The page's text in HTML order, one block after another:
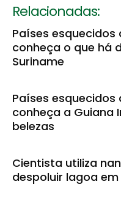
Relacionadas:
Países esquecidos
conheça o que há
Suriname
Países esquecidos
conheça a Guiana
belezas
Cientista utiliza
despoluir lagoa em